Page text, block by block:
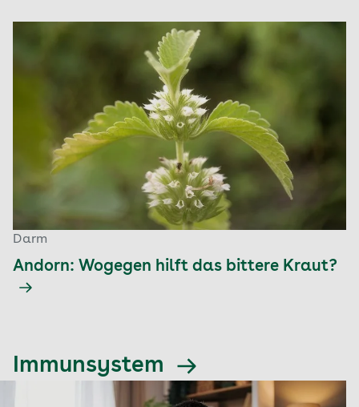
Darm
Andorn: Wogegen hilft das bittere Kraut?
Immunsystem